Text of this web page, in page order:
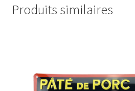
Produits similaires